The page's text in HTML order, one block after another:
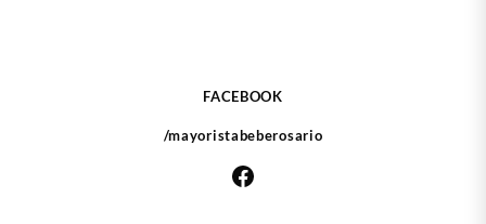
FACEBOOK
/mayoristabeberosario
Facebook